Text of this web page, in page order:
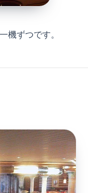
機ずつです。